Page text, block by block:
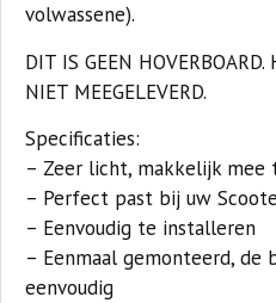
volwassene).
DIT IS GEEN HOVERBOARD.
NIET MEEGELEVERD.
Specificaties:
– Zeer licht, makkelijk mee
– Perfect past bij uw
– Eenvoudig te installeren
– Eenmaal gemonteerd, de
eenvoudig